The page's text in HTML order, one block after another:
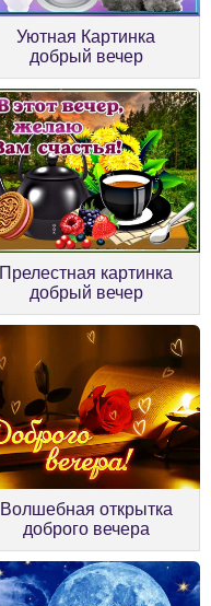
Уютная Картинка
добрый вечер
Прелестная картинка
добрый вечер
Волшебная открытка
доброго вечера